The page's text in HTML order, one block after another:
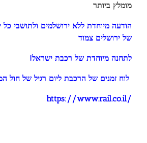
מומלץ ביותר
הודעה מיוחדת ללא ירושלמים ולתושבי
של ירושלים צמוד
!לתחנה מיוחדת של רכבת ישראל
https://www.rail.co.il/